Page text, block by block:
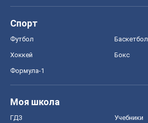
Спорт
Футбол Баскетбол
Хоккей Бокс
Формула-1
Моя школа
ГДЗ Учебники